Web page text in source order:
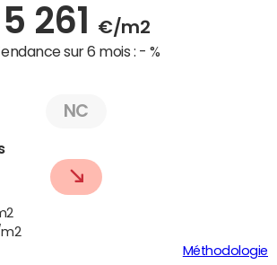
5 261 €/m2
sur 6 mois : - %
NC
Méthodologie